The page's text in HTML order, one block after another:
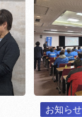
お知らせ